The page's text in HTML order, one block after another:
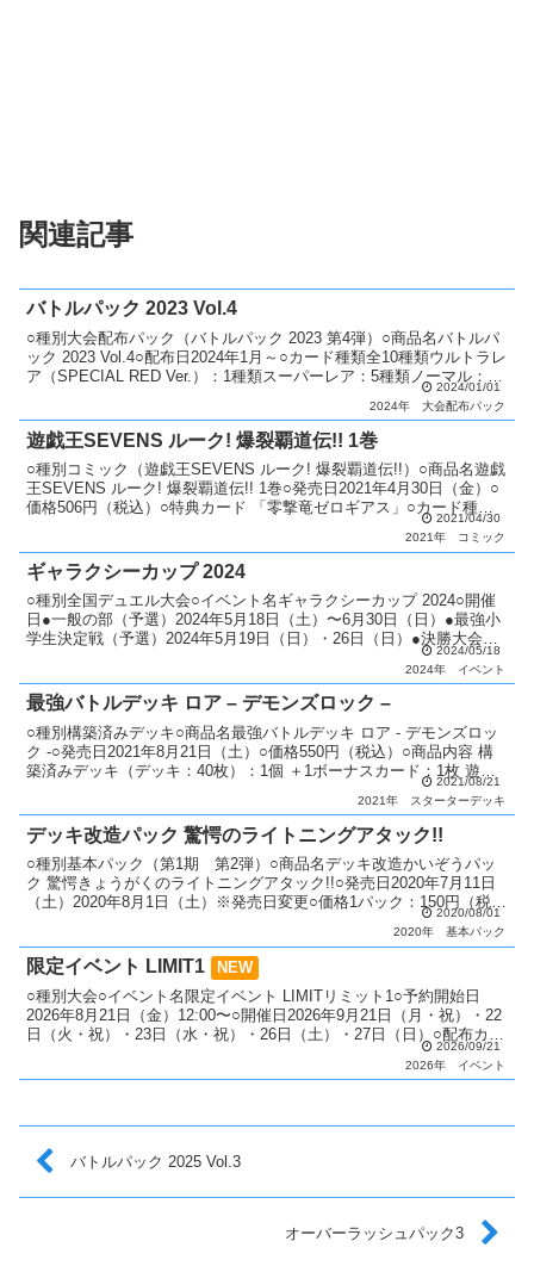
関連記事
バトルパック 2023 Vol.4
○種別大会配布パック（バトルパック 2023 第4弾）○商品名バトルパ
ック 2023 Vol.4○配布日2024年1月～○カード種類全10種類ウルトラレ
ア（SPECIAL RED Ver.）：1種類スーパーレア：5種類ノーマル：10
2024/01/01
2024年
大会配布パック
遊戯王SEVENS ルーク! 爆裂覇道伝!! 1巻
○種別コミック（遊戯王SEVENS ルーク! 爆裂覇道伝!!）○商品名遊戯
王SEVENS ルーク! 爆裂覇道伝!! 1巻○発売日2021年4月30日（金）○
価格506円（税込）○特典カード 「零撃竜ゼロギアス」○カード種類
2021/04/30
2021年
コミック
ギャラクシーカップ 2024
○種別全国デュエル大会○イベント名ギャラクシーカップ 2024○開催
日●一般の部（予選）2024年5月18日（土）〜6月30日（日）●最強小
学生決定戦（予選）2024年5月19日（日）・26日（日）●決勝大会
2024/05/18
2024年
イベント
最強バトルデッキ ロア – デモンズロック –
○種別構築済みデッキ○商品名最強バトルデッキ ロア - デモンズロッ
ク -○発売日2021年8月21日（土）○価格550円（税込）○商品内容 構
築済みデッキ（デッキ：40枚）：1個 ＋1ボーナスカード：1枚 遊び
2021/08/21
2021年
スターターデッキ
デッキ改造パック 驚愕のライトニングアタック!!
○種別基本パック（第1期 第2弾）○商品名デッキ改造かいぞうパッ
ク 驚愕きょうがくのライトニングアタック!!○発売日2020年7月11日
（土）2020年8月1日（土）※発売日変更○価格1パック：150円（税
2020/08/01
2020年
基本パック
限定イベント LIMIT1
NEW
○種別大会○イベント名限定イベント LIMITリミット1○予約開始日
2026年8月21日（金）12:00〜○開催日2026年9月21日（月・祝）・22
日（火・祝）・23日（水・祝）・26日（土）・27日（日）○配布カー
2026/09/21
2026年
イベント
バトルパック 2025 Vol.3
オーバーラッシュパック3